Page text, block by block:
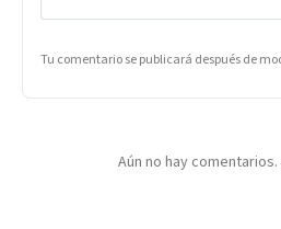
Tu comentario se publicará después de
Aún no hay